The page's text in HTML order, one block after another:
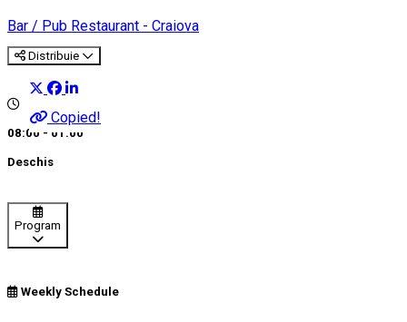
Bar / Pub Restaurant - Craiova
Distribuie
Copied!
08:00 - 01:00
Deschis
Program
Weekly Schedule